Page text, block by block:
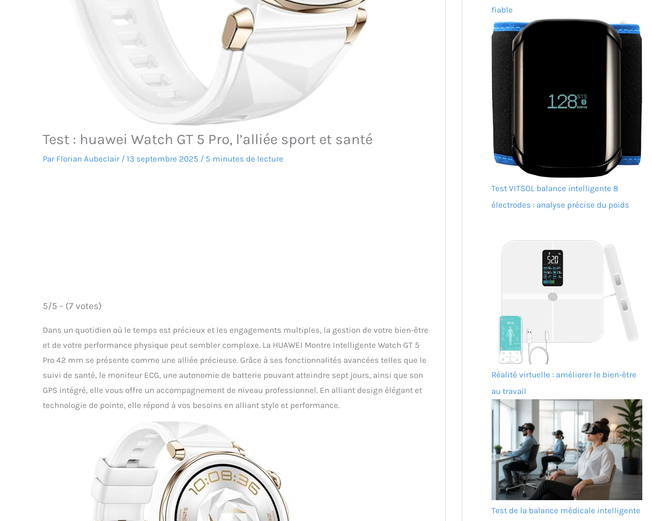
Test : huawei Watch GT 5 Pro, l’alliée sport et santé
Par Florian Aubeclair / 13 septembre 2025 / 5 minutes de lecture
5/5 - (7 votes)
Dans un quotidien où le temps est précieux et les engagements multiples, la gestion de votre bien-être
et de votre performance physique peut sembler complexe. La HUAWEI Montre Intelligente Watch GT 5
Pro 42 mm se présente comme une alliée précieuse. Grâce à ses fonctionnalités avancées telles que le
suivi de santé, le moniteur ECG, une autonomie de batterie pouvant atteindre sept jours, ainsi que son
GPS intégré, elle vous offre un accompagnement de niveau professionnel. En alliant design élégant et
technologie de pointe, elle répond à vos besoins en alliant style et performance.
fiable
Test VITSOL balance intelligente 8
électrodes : analyse précise du poids
Réalité virtuelle : améliorer le bien-être
au travail
Test de la balance médicale intelligente